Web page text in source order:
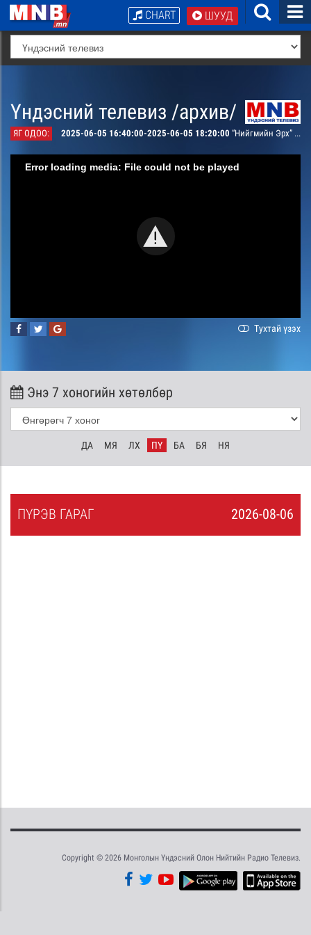
ШУУД
CHART
Үндэсний телевиз /архив/
ЯГ ОДОО: 2025-06-05 16:40:00-2025-06-05 18:20:00 “Нийгмийн Эрх” Нийгмийн хөтөлбөр
Error loading media: File could not be played
Тухтай үзэх
Энэ 7 хоногийн хөтөлбөр
ДА МЯ ЛХ ПҮ БА БЯ НЯ
2026-08-06
ПҮРЭВ ГАРАГ
Copyright © 2026 Монголын Үндэсний Олон Нийтийн Радио Телевиз.